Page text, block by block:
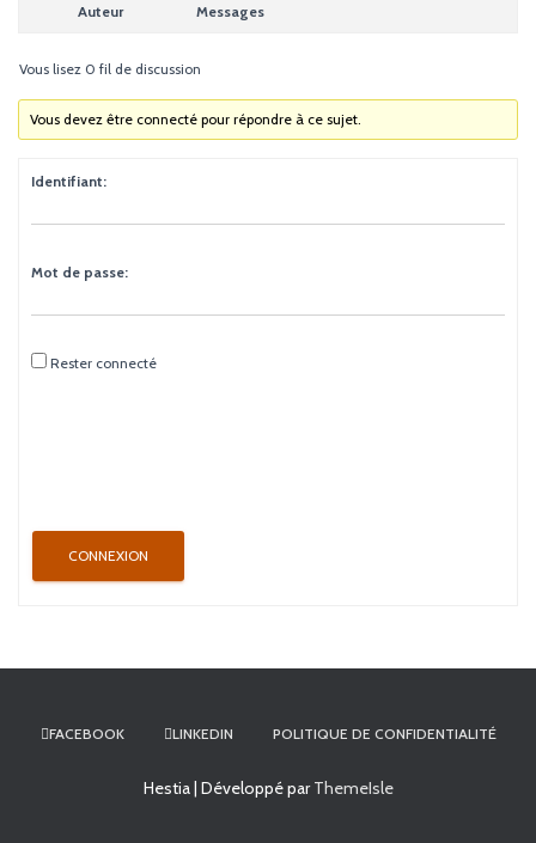
Auteur Messages
Vous lisez 0 fil de discussion
Vous devez être connecté pour répondre à ce sujet.
Identifiant:
Mot de passe:
Rester connecté
CONNEXION
FACEBOOK LINKEDIN POLITIQUE DE CONFIDENTIALITÉ
Hestia | Développé parThemeIsle